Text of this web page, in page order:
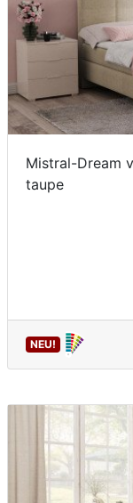
Mistral-Dream
taupe
NEU!